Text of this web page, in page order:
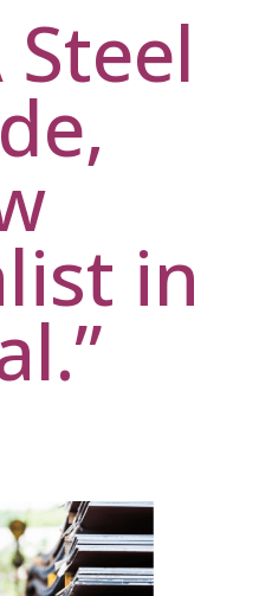
Steel
in